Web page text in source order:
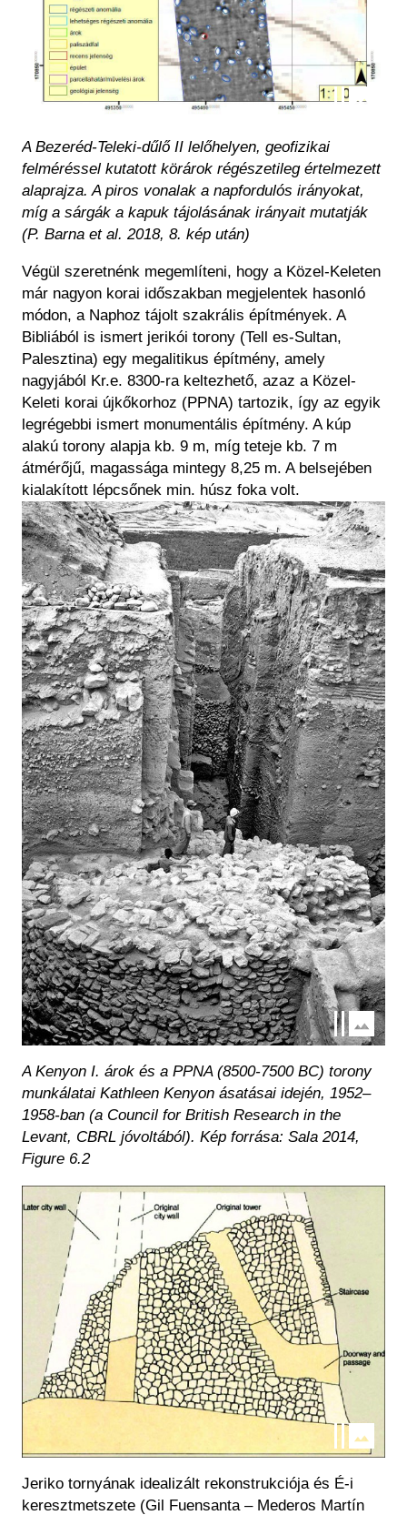
A Bezeréd-Teleki-dűlő II lelőhelyen, geofizikai
felméréssel kutatott körárok régészetileg értelmezett
alaprajza. A piros vonalak a napfordulós irányokat,
míg a sárgák a kapuk tájolásának irányait mutatják
(P. Barna et al. 2018, 8. kép után)
Végül szeretnénk megemlíteni, hogy a Közel-Keleten
már nagyon korai időszakban megjelentek hasonló
módon, a Naphoz tájolt szakrális építmények. A
Bibliából is ismert jerikói torony (Tell es-Sultan,
Palesztina) egy megalitikus építmény, amely
nagyjából Kr.e. 8300-ra keltezhető, azaz a Közel-
Keleti korai újkőkorhoz (PPNA) tartozik, így az egyik
legrégebbi ismert monumentális építmény. A kúp
alakú torony alapja kb. 9 m, míg teteje kb. 7 m
átmérőjű, magassága mintegy 8,25 m. A belsejében
kialakított lépcsőnek min. húsz foka volt.
Kép
A Kenyon I. árok és a PPNA (8500-7500 BC) torony
munkálatai Kathleen Kenyon ásatásai idején, 1952–
1958-ban (a Council for British Research in the
Levant, CBRL jóvoltából). Kép forrása: Sala 2014,
Figure 6.2
Jeriko tornyának idealizált rekonstrukciója és É-i
keresztmetszete (Gil Fuensanta – Mederos Martín